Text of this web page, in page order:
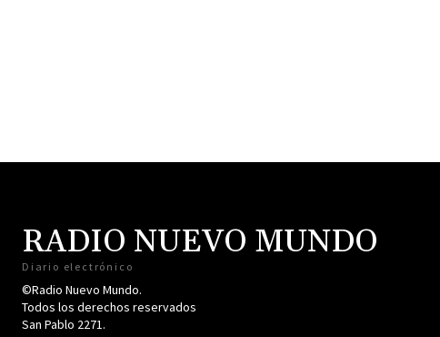
RADIO NUEVO MUNDO
Diario electrónico
©Radio Nuevo Mundo.
Todos los derechos reservados
San Pablo 2271.